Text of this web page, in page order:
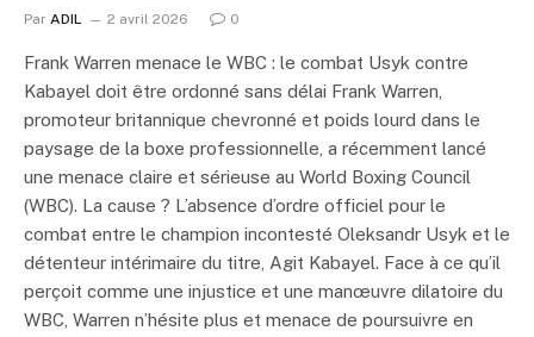
Par ADIL 2 avril 2026 0
Frank Warren menace le WBC : le combat Usyk contre
Kabayel doit être ordonné sans délai Frank Warren,
promoteur britannique chevronné et poids lourd dans le
paysage de la boxe professionnelle, a récemment lancé
une menace claire et sérieuse au World Boxing Council
(WBC). La cause ? L’absence d’ordre officiel pour le
combat entre le champion incontesté Oleksandr Usyk et le
détenteur intérimaire du titre, Agit Kabayel. Face à ce qu’il
perçoit comme une injustice et une manœuvre dilatoire du
WBC, Warren n’hésite plus et menace de poursuivre en